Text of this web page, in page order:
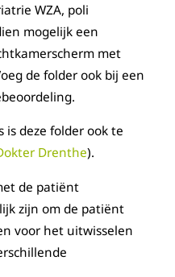
WZA, poli
mogelijk een
met
de folder ook bij een
deze folder ook te
Drenthe).
de patiënt
zijn om de patiënt
voor het uitwisselen